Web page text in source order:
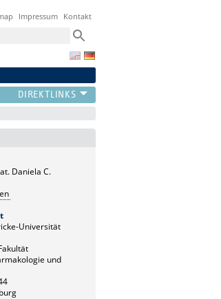
Impressum Kontakt
Daniela C.
Universität
und